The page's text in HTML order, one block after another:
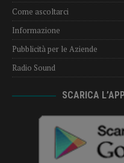
Come ascoltarci
Informazione
Pubblicità per le Aziende
Radio Sound
SCARICA